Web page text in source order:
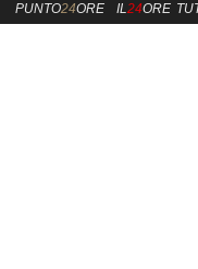
PUNTO24ORE IL24ORE